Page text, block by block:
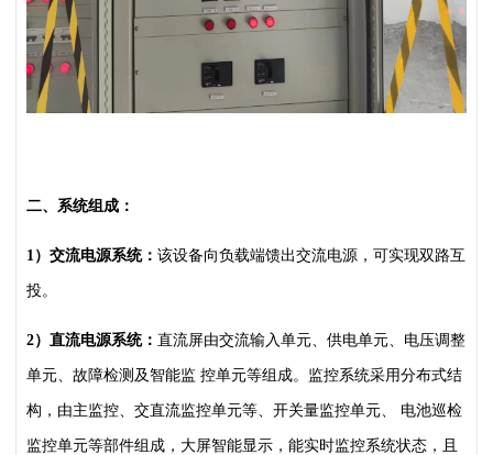
二、系统组成：
1）交流电源系统： 该设备向负载端馈出交流电源，可实现双路互
投。
2）直流电源系统： 直流屏由交流输入单元、供电单元、电压调整
单元、故障检测及智能监 控单元等组成。监控系统采用分布式结
构，由主监控、交直流监控单元等、开关量监控单元、 电池巡检
监控单元等部件组成，大屏智能显示，能实时监控系统状态，且